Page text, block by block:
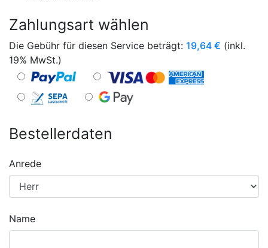
Zahlungsart wählen
Die Gebühr für diesen Service beträgt: 19,64 € (inkl.
19% MwSt.)
Bestellerdaten
Anrede
Name